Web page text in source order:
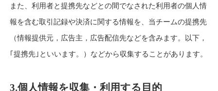
また、利用者と提携先などとの間でなされた利用者の個人情
報を含む取引記録や決済に関する情報を、当チームの提携先
（情報提供元，広告主，広告配信先などを含みます。以下，
｢提携先｣といいます。）などから収集することがあります。
3.個人情報を収集・利用する目的